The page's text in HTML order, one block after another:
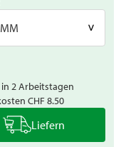
2 Arbeitstagen
CHF 8.50
Liefern